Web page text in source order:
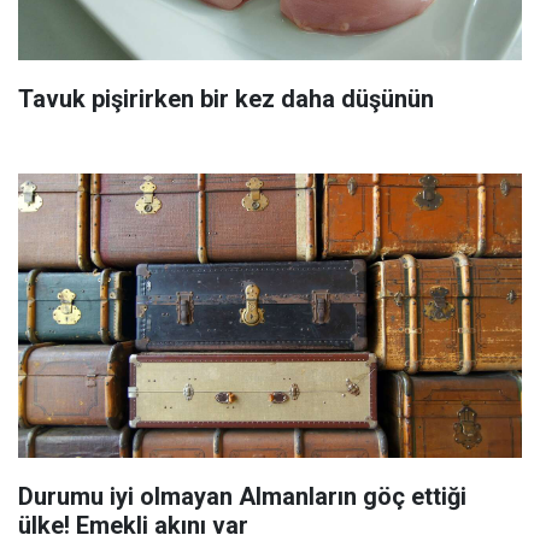
Tavuk pişirirken bir kez daha düşünün
Durumu iyi olmayan Almanların göç ettiği
ülke! Emekli akını var